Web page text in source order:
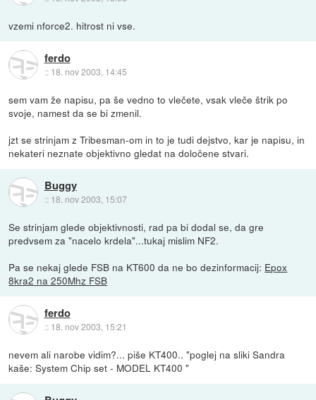
vzemi nforce2. hitrost ni vse.
ferdo
:: 18. nov 2003, 14:45
sem vam že napisu, pa še vedno to vlečete, vsak vleče štrik po
svoje, namest da se bi zmenil.
jzt se strinjam z Tribesman-om in to je tudi dejstvo, kar je napisu, in
nekateri neznate objektivno gledat na določene stvari.
Buggy
:: 18. nov 2003, 15:07
Se strinjam glede objektivnosti, rad pa bi dodal se, da gre
predvsem za "nacelo krdela"...tukaj mislim NF2.
Pa se nekaj glede FSB na KT600 da ne bo dezinformacij: Epox
8kra2 na 250Mhz FSB
ferdo
:: 18. nov 2003, 15:21
nevem ali narobe vidim?... piše KT400.. "poglej na sliki Sandra
kaše: System Chip set - MODEL KT400 "